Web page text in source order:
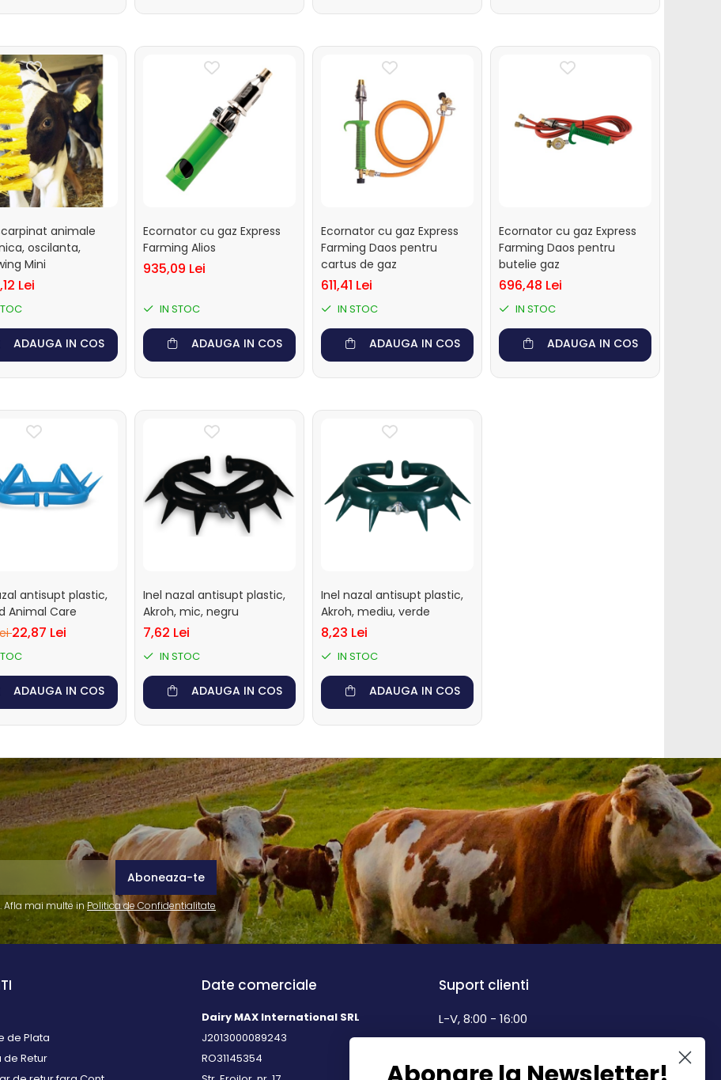
animale
oscilanta,
Mini
Lei
ADAUGA IN COS
Ecornator cu gaz Express
Farming Alios
935,09 Lei
IN STOC
ADAUGA IN COS
Ecornator cu gaz Express
Farming Daos pentru
cartus de gaz
611,41 Lei
IN STOC
ADAUGA IN COS
Ecornator cu gaz Express
Farming Daos pentru
butelie gaz
696,48 Lei
IN STOC
ADAUGA IN COS
antisupt plastic,
Animal Care
22,87 Lei
ADAUGA IN COS
Inel nazal antisupt plastic,
Akroh, mic, negru
7,62 Lei
IN STOC
ADAUGA IN COS
Inel nazal antisupt plastic,
Akroh, mediu, verde
8,23 Lei
IN STOC
ADAUGA IN COS
Afla mai multe in Politica de Confidentialitate
de Plata
de Retur
Date comerciale
Dairy MAX International SRL
J2013000089243
RO31145354
Suport clienti
L-V, 8:00 - 16:00
info@dairymax.ro